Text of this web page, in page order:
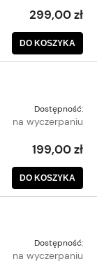
299,00 zł
DO KOSZYKA
Dostępność:
na wyczerpaniu
199,00 zł
DO KOSZYKA
Dostępność:
na wyczerpaniu